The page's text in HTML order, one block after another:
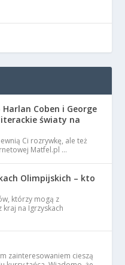
Coben i George
światy na
Ci rozrywkę, ale też
Matfel.pl …
Olimpijskich – kto
którzy mogą z
na Igrzyskach
zainteresowaniem cieszą